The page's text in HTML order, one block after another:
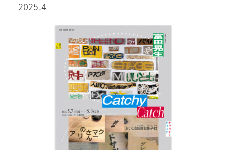
2025.4